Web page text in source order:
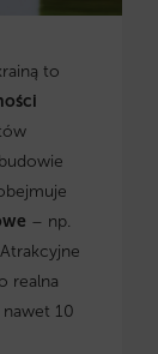
to
– np.
realna
10